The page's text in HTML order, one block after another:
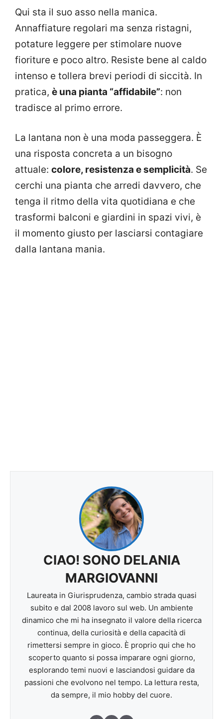
Qui sta il suo asso nella manica.
Annaffiature regolari ma senza ristagni,
potature leggere per stimolare nuove
fioriture e poco altro. Resiste bene al caldo
intenso e tollera brevi periodi di siccità. In
pratica, è una pianta “affidabile”: non
tradisce al primo errore.
La lantana non è una moda passeggera. È
una risposta concreta a un bisogno
attuale: colore, resistenza e semplicità. Se
cerchi una pianta che arredi davvero, che
tenga il ritmo della vita quotidiana e che
trasformi balconi e giardini in spazi vivi, è
il momento giusto per lasciarsi contagiare
dalla lantana mania.
CIAO! SONO DELANIA
MARGIOVANNI
Laureata in Giurisprudenza, cambio strada quasi
subito e dal 2008 lavoro sul web. Un ambiente
dinamico che mi ha insegnato il valore della ricerca
continua, della curiosità e della capacità di
rimettersi sempre in gioco. È proprio qui che ho
scoperto quanto si possa imparare ogni giorno,
esplorando temi nuovi e lasciandosi guidare da
passioni che evolvono nel tempo. La lettura resta,
da sempre, il mio hobby del cuore.